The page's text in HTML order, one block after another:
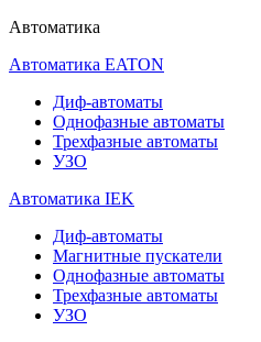
Автоматика
Автоматика EATON
Диф-автоматы
Однофазные автоматы
Трехфазные автоматы
УЗО
Автоматика IEK
Диф-автоматы
Магнитные пускатели
Однофазные автоматы
Трехфазные автоматы
УЗО